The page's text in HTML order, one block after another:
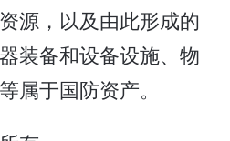
源，以及由此形成的
装备和设备设施、物
属于国防资产。